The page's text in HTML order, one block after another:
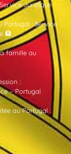
Juridique
Portugal : Service
🏦
famille au
:
– Portugal
au Portugal :